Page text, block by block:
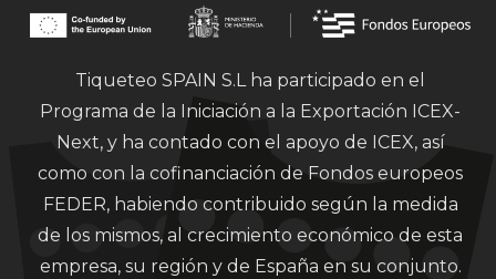
Tiqueteo SPAIN S.L ha participado en el
Programa de la Iniciación a la Exportación ICEX-
Next, y ha contado con el apoyo de ICEX, así
como con la cofinanciación de Fondos europeos
FEDER, habiendo contribuido según la medida
de los mismos, al crecimiento económico de esta
empresa, su región y de España en su conjunto.